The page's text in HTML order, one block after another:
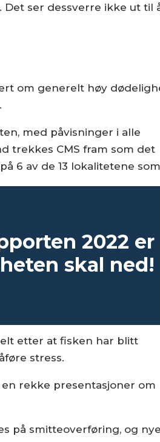
2022 er
skal ned!­
ser dessverre ikke ut til
om generelt høy
med påvisninger i alle
trekkes CMS fram som det
6 av de 13 lokalitetene som
etter at fisken har blitt
stress.
rekke presentasjoner om
på smitteoverføring, og nye